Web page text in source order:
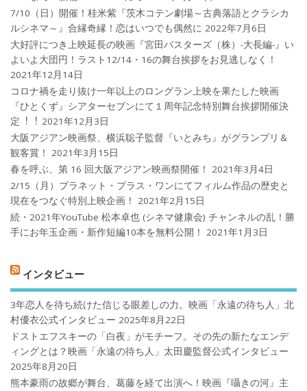
7/10（日）開催！桂米紫『茨木コテン劇場～古典落語とクラシカ
ルシネマ～』合縁奇縁！恋はいつでも偶然に 2022年7月6日
大好評につき上映延長の映画『宮田バスターズ（株）-大長編-』い
よいよ大団円！ラスト12/14・16の舞台挨拶をお見逃しなく！
2021年12月14日
コロナ禍を⾛り抜け⼀年以上のロングラン上映を果たした映画
『ひとくず』シアターセブンにて１周年記念特別舞台挨拶開催決
定︕︕ 2021年12月3日
大阪アジアン映画祭、横浜聡子監督『いとみち』がグランプリ＆
観客賞！
2021年3月15日
春を呼ぶ、第 16 回大阪アジアン映画祭開催！
2021年3月4日
2/15（月）プラネット・プラス・ワンにてフィルム作品の歴史と
現在をつなぐ特別上映企画！
2021年2月15日
続・2021年YouTube 松本卓也 (シネマ健康会) チャンネルの乱！勝
手にお年玉企画・新作短編10本を無料公開！
2021年1月3日
インタビュー
3年恋人を待ち続けた信じる眼差しの力。映画「永遠の待ち人」北
村優衣公式インタビュー 2025年8月22日
ドストエフスキーの「白夜」がモチーフ。その先の新たなエンデ
ィングとは？映画「永遠の待ち人」太田慶監督公式インタビュー
2025年8月20日
熊本豪雨の故郷が舞台、葛藤を経て出演へ！映画『囁きの河』主